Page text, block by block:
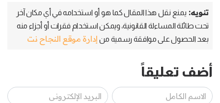
تنويه: يمنع نقل هذا المقال كما هو أو استخدامه في أي مكان آخر
تحت طائلة المساءلة القانونية، ويمكن استخدام فقرات أو أجزاء منه
بعد الحصول على موافقة رسمية من إدارة موقع النجاح نت
أضف تعليقاً